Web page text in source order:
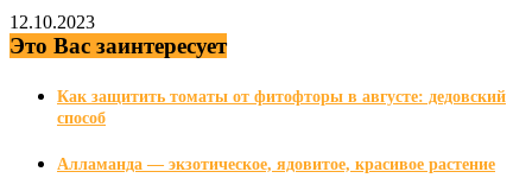
12.10.2023
Это Вас заинтересует
Как защитить томаты от фитофторы в августе: дедовский
способ
Алламанда — экзотическое, ядовитое, красивое растение